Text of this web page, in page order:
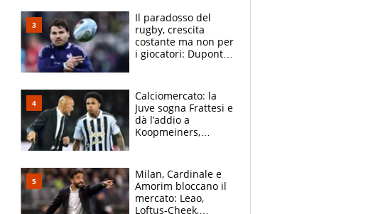
prove”
Il paradosso del
rugby, crescita
costante ma non per
i giocatori: Dupont
solo 1,4 milioni
all'anno
Calciomercato: la
Juve sogna Frattesi e
dà l’addio a
Koopmeiners,
scatenata
Milan, Cardinale e
Amorim bloccano il
mercato: Leao,
Loftus-Cheek,